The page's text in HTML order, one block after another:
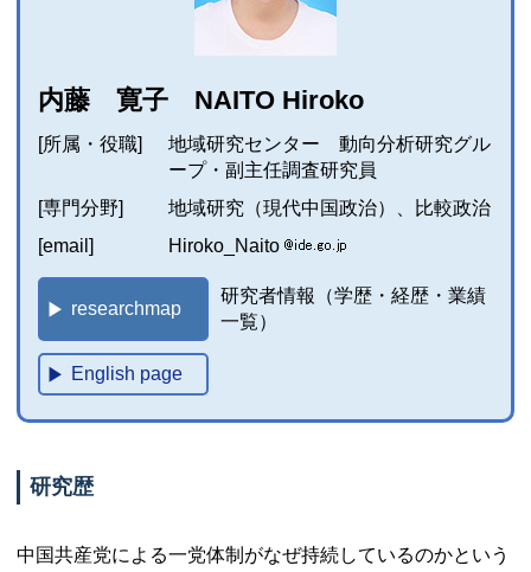
内藤 寛子 NAITO Hiroko
[所属・役職]
地域研究センター 動向分析研究グル
ープ・副主任調査研究員
[専門分野]
地域研究（現代中国政治）、比較政治
[email]
Hiroko_Naito
researchmap
研究者情報（学歴・経歴・業績
一覧）
English page
研究歴
中国共産党による一党体制がなぜ持続しているのかという